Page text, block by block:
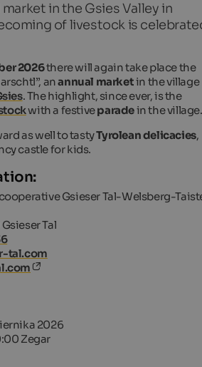
market in the Gsies Valley in
of livestock is
2026there will again take place the
anannual marketin the village
. The highlight, since ever, is the
with a festiveparadein the village.
as well to tastyTyrolean delicacies,
castle for kids.
Gsieser Tal-Welsberg-
Tal
tal.com
2026
Zegar